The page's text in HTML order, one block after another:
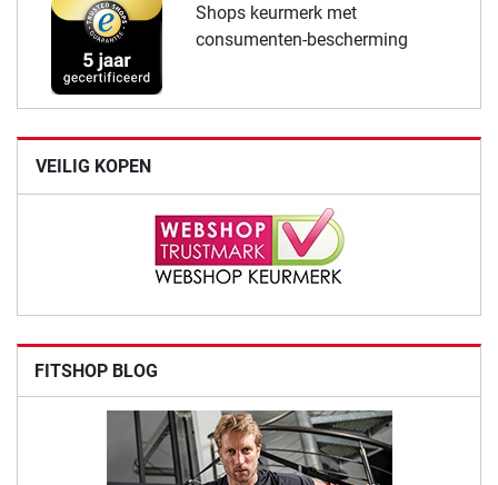
Shops keurmerk met
consumenten-bescherming
VEILIG KOPEN
FITSHOP BLOG